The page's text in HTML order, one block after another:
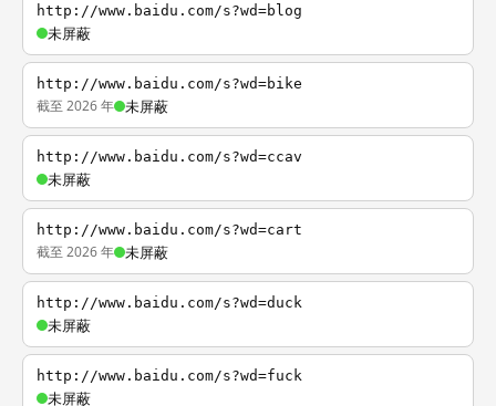
http://www.baidu.com/s?wd=blog
未屏蔽
http://www.baidu.com/s?wd=bike
截至 2026 年 未屏蔽
http://www.baidu.com/s?wd=ccav
未屏蔽
http://www.baidu.com/s?wd=cart
截至 2026 年 未屏蔽
http://www.baidu.com/s?wd=duck
未屏蔽
http://www.baidu.com/s?wd=fuck
未屏蔽